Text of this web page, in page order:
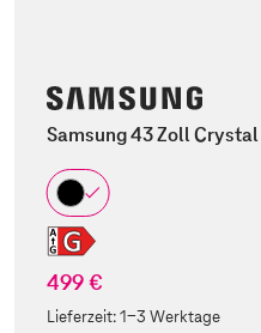
Samsung 43 Zoll Crystal
499 €
Lieferzeit:1-3 Werktage